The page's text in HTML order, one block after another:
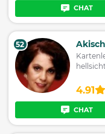
CHAT
52
4.91
CHAT